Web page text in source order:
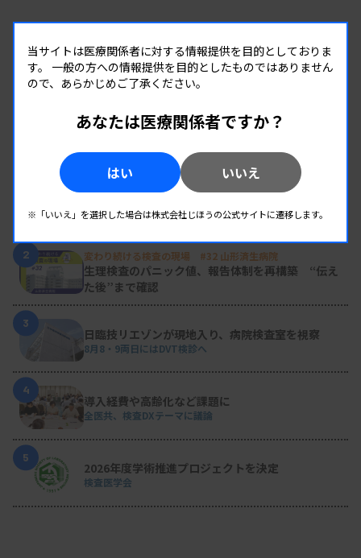
人気の記事
新人臨床検査技師の歩き方 ［第16回］
チーム医療の中で信頼される技師
2 変わり続ける検査の現場 #32 山形済生病院
生理検査のパニック値、報告体制を再構築 “伝え
た後”まで確認
3
日臨技リエゾンが現地入り、病院検査室を視察
8月8・9両日にはDVT検診へ
4
導入経費や高齢化など課題に
全医共、検査DXテーマに議論
5
2026年度学術推進プロジェクトを決定
検査医学会
当サイトは医療関係者に対する情報提供を目的としておりま
す。 一般の方への情報提供を目的としたものではありません
ので、あらかじめご了承ください。
あなたは医療関係者ですか？
はい いいえ
※「いいえ」を選択した場合は株式会社じほうの公式サイトに遷移します。